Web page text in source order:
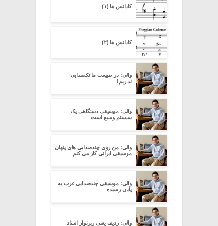
کادانس ها (۱)
کادانس ها (۲)
والی: در طبیعت ما تکصدایی
نداریم!
والی: موسیقی دستگاهی یک
سیستم وسیع است
والی: من روی چندصدایی های پنهان
موسیقی ایرانی کار می کنم
والی: موسیقی چندصدایی غرب به
پایان رسیده
والی: ردیف یعنی رپرتوار استاد